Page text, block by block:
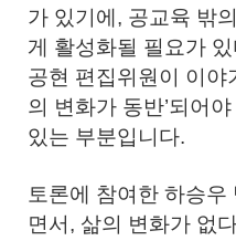
가 있기에, 공교육 밖
게 활성화될 필요가
공현 편집위원이 이야
의 변화가 동반’되어
있는 부분입니다.
토론에 참여한 하승
면서, 삶의 변화가 없